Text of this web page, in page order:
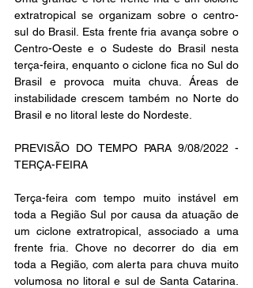
extratropical se organizam sobre o centro-
sul do Brasil. Esta frente fria avança sobre o
Centro-Oeste e o Sudeste do Brasil nesta
terça-feira, enquanto o ciclone fica no Sul do
Brasil e provoca muita chuva. Áreas de
instabilidade crescem também no Norte do
Brasil e no litoral leste do Nordeste.
PREVISÃO DO TEMPO PARA 9/08/2022 -
TERÇA-FEIRA
Terça-feira com tempo muito instável em
toda a Região Sul por causa da atuação de
um ciclone extratropical, associado a uma
frente fria. Chove no decorrer do dia em
toda a Região, com alerta para chuva muito
volumosa no litoral e sul de Santa Catarina.